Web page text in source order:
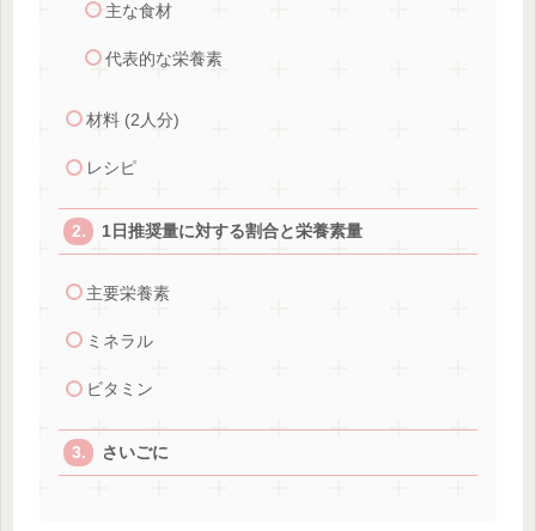
主な食材
代表的な栄養素
材料 (2人分)
レシピ
1日推奨量に対する割合と栄養素量
主要栄養素
ミネラル
ビタミン
さいごに